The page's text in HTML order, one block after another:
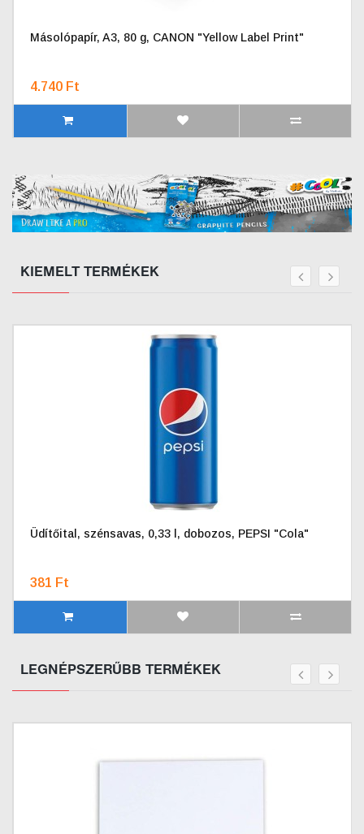
Másolópapír, A3, 80 g, CANON "Yellow Label Print"
4.740 Ft
KIEMELT TERMÉKEK
Üdítőital, szénsavas, 0,33 l, dobozos, PEPSI "Cola"
381 Ft
LEGNÉPSZERŰBB TERMÉKEK